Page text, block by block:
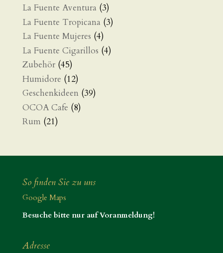
La Fuente Aventura (3)
La Fuente Tropicana (3)
La Fuente Mujeres (4)
La Fuente Cigarillos (4)
Zubehör (45)
Humidore (12)
Geschenkideen (39)
OCOA Cafe (8)
Rum (21)
So finden Sie zu uns
Google Maps
Besuche bitte nur auf Voranmeldung!
Adresse